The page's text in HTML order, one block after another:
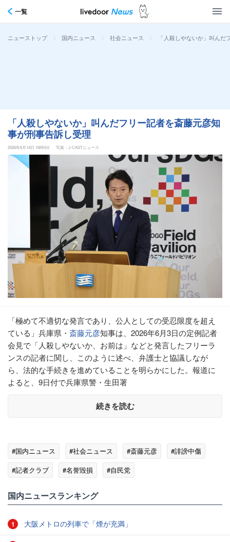
一覧
ニューストップ > 国内ニュース > 社会ニュース > 「人殺しやないか」叫ん
「人殺しやないか」叫んだフリー記者を斎藤元彦知
事が刑事告訴し受理
2026年6月14日 16時0分 写真：J-CASTニュース
「極めて不適切な発言であり、公人としての受忍限度を超え
ている」兵庫県・ 斎藤元彦知事は、2026年6月3日の定例記者
会見で「人殺しやないか、お前は」などと発言したフリーラ
ンスの記者に関し、このように述べ、弁護士と協議しなが
ら、法的な手続きを進めていることを明らかにした。報道に
よると、9日付で兵庫県警・生田署
続きを読む
#国内ニュース #社会ニュース #斎藤元彦
#誹謗中傷
#記者クラブ
#名誉毀損 #自民党
国内ニュースランキング
1 大阪メトロの列車で「煙が充満」